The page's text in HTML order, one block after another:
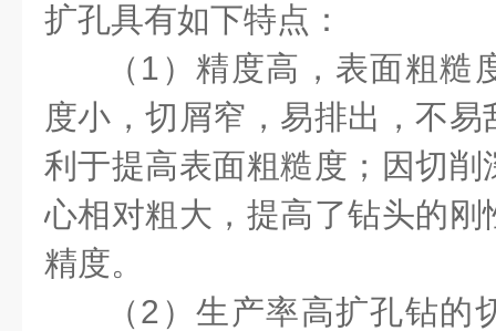
扩孔具有如下特点：
（1）精度高，表面粗糙
度小，切屑窄，易排出，不
利于提高表面粗糙度；因切
心相对粗大，提高了钻头的
精度。
（2）生产率高扩孔钻的